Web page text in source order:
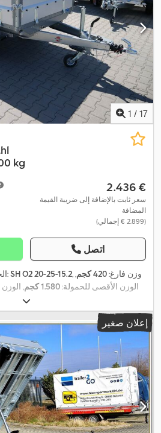
1 / 17
kg
‏2.436 €
سعر ثابت بالإضافة إلى ضريبة القيمة
المضافة
(‏2.899 € إجمالي)
اتصل
, رقم الآلة/المركبة:SH O2 20-25-15.2 , وزن فارغ:420 كجم
,
الوزن الأقصى للحمولة:1.580 كجم , الوزن
, طول مساحة
التحميل:1.530 مم , ,
إعلان صغير